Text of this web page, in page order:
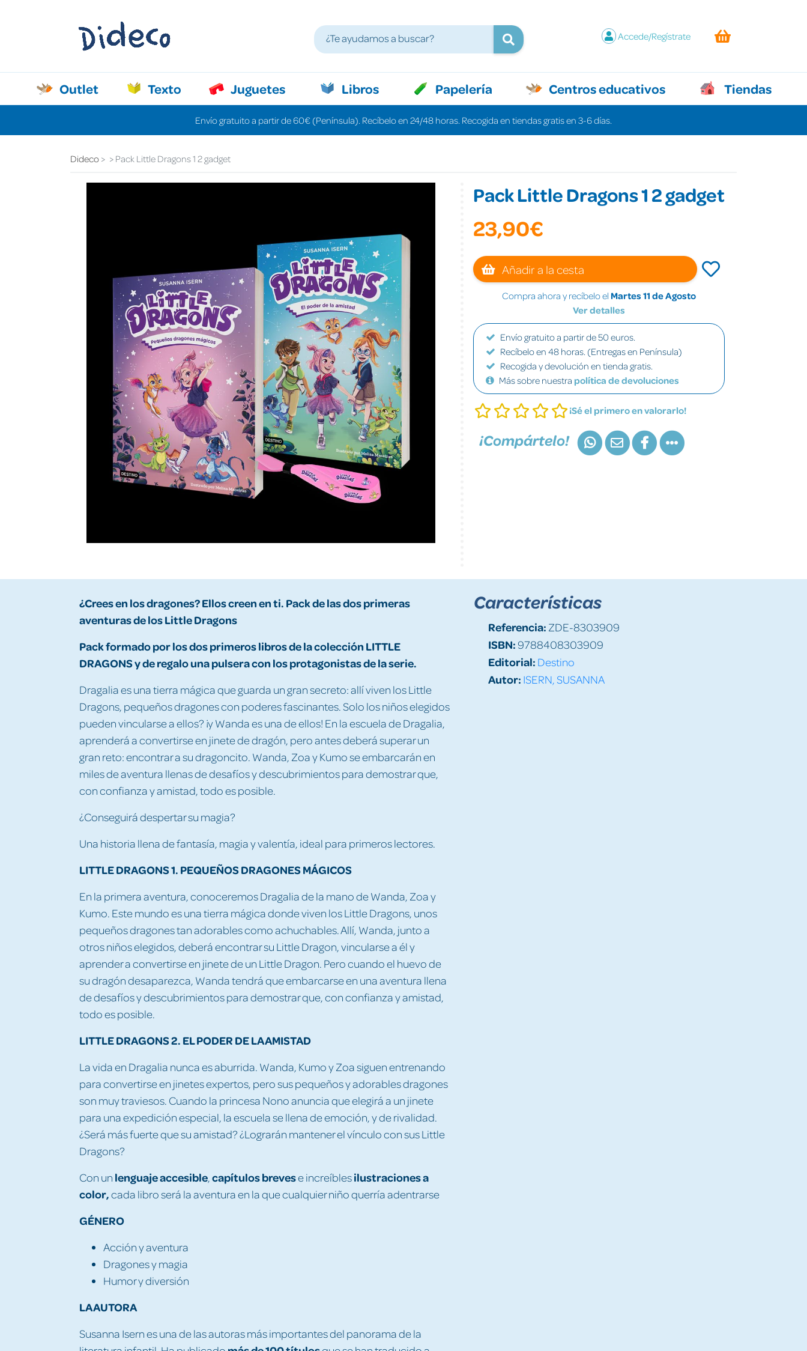
Accede/Regístrate
Outlet Texto Juguetes Libros Papelería Centros educativos Tiendas
Envío gratuito a partir de 60€ (Península). Recíbelo en 24/48 horas. Recogida en tiendas gratis en 3-6 días.
Dideco Pack Little Dragons 1 2 gadget
Pack Little Dragons 1 2 gadget
23,90€
Añadir a la cesta
Compra ahora y recíbelo el Martes 11 de Agosto
Ver detalles
Envío gratuito a partir de 50 euros.
Recíbelo en 48 horas. (Entregas en Península)
Recogida y devolución en tienda gratis.
Más sobre nuestra política de devoluciones
¡Sé el primero en valorarlo!
¡Compártelo!
¿Crees en los dragones? Ellos creen en ti. Pack de las dos primeras
aventuras de los Little Dragons
Pack formado por los dos primeros libros de la colección LITTLE
DRAGONS y de regalo una pulsera con los protagonistas de la serie.
Dragalia es una tierra mágica que guarda un gran secreto: allí viven los Little
Dragons, pequeños dragones con poderes fascinantes. Solo los niños elegidos
pueden vincularse a ellos? ¡y Wanda es una de ellos! En la escuela de Dragalia,
aprenderá a convertirse en jinete de dragón, pero antes deberá superar un
gran reto: encontrar a su dragoncito. Wanda, Zoa y Kumo se embarcarán en
miles de aventura llenas de desafíos y descubrimientos para demostrar que,
con confianza y amistad, todo es posible.
¿Conseguirá despertar su magia?
Una historia llena de fantasía, magia y valentía, ideal para primeros lectores.
LITTLE DRAGONS 1. PEQUEÑOS DRAGONES MÁGICOS
En la primera aventura, conoceremos Dragalia de la mano de Wanda, Zoa y
Kumo. Este mundo es una tierra mágica donde viven los Little Dragons, unos
pequeños dragones tan adorables como achuchables. Allí, Wanda, junto a
otros niños elegidos, deberá encontrar su Little Dragon, vincularse a él y
aprender a convertirse en jinete de un Little Dragon. Pero cuando el huevo de
su dragón desaparezca, Wanda tendrá que embarcarse en una aventura llena
de desafíos y descubrimientos para demostrar que, con confianza y amistad,
todo es posible.
LITTLE DRAGONS 2. EL PODER DE LA AMISTAD
La vida en Dragalia nunca es aburrida. Wanda, Kumo y Zoa siguen entrenando
para convertirse en jinetes expertos, pero sus pequeños y adorables dragones
son muy traviesos. Cuando la princesa Nono anuncia que elegirá a un jinete
para una expedición especial, la escuela se llena de emoción, y de rivalidad.
¿Será más fuerte que su amistad? ¿Lograrán mantener el vínculo con sus Little
Dragons?
Con un lenguaje accesible,capítulos brevese increíblesilustraciones a
color,cada libro será la aventura en la que cualquier niño querría adentrarse
GÉNERO
Acción y aventura
Dragones y magia
Humor y diversión
LA AUTORA
Susanna Isern es una de las autoras más importantes del panorama de la
Características
Referencia: ZDE-8303909
ISBN:9788408303909
Editorial: Destino
Autor: ISERN, SUSANNA